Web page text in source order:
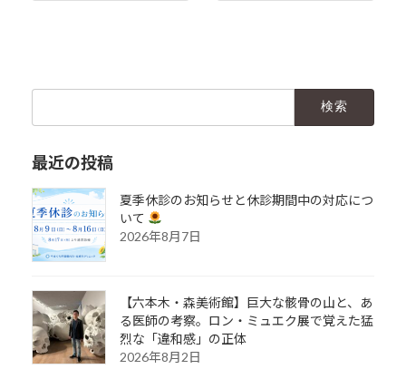
最近の投稿
夏季休診のお知らせと休診期間中の対応につ
いて
2026年8月7日
【六本木・森美術館】巨大な骸骨の山と、あ
る医師の考察。ロン・ミュエク展で覚えた猛
烈な「違和感」の正体
2026年8月2日